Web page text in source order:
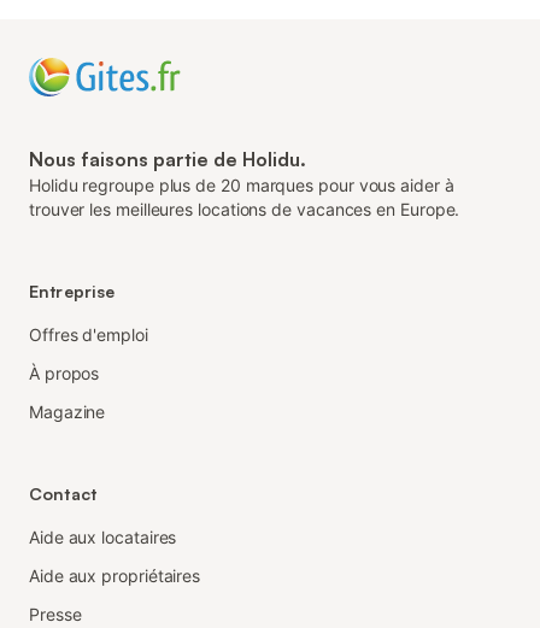
Nous faisons partie de Holidu.
Holidu regroupe plus de 20 marques pour vous aider à
trouver les meilleures locations de vacances en Europe.
Entreprise
Offres d'emploi
À propos
Magazine
Contact
Aide aux locataires
Aide aux propriétaires
Presse